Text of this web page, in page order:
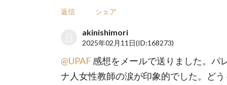
返信 シェア
akinishimori
2025年02月11日(ID:168273)
@UPAF 感想をメールで送りました。パ
ナ人女性教師の涙が印象的でした。ど